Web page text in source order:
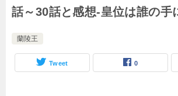
話～30話と感想-皇位は誰の手
蘭陵王
Tweet 0